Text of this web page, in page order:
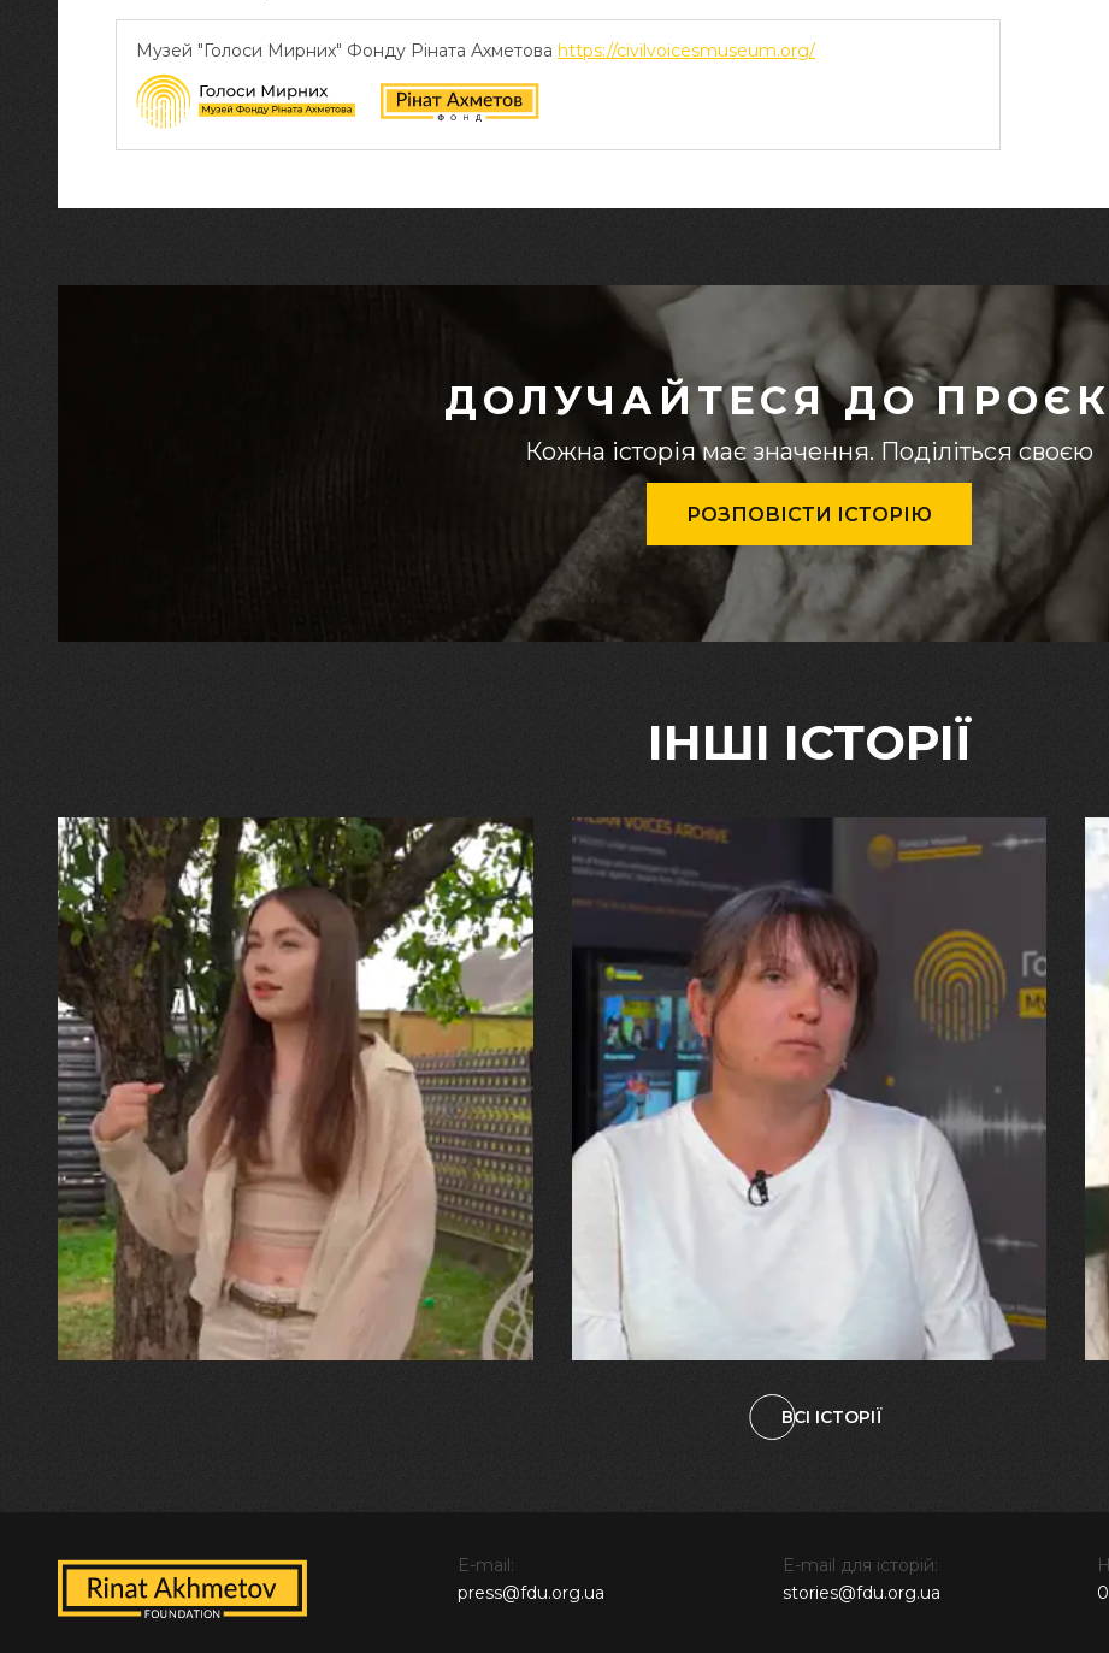
Музей "Голоси Мирних" Фонду Ріната Ахметова https://civilvoicesmuseum.org/
ДОЛУЧАЙТЕСЯ ДО
Кожна історія має значення. Поділіться своєю
РОЗПОВІСТИ ІСТОРІЮ
ІНШІ ІСТОРІЇ
30.07.2026
Калина, Дарина та Віра Папроцькі
"Хвиля була, як від моря,
прозора і велика… Я ледве
встигла схопити племінницю"
29.07.2026
Марина, Ваїд та Аміна Харченко
"Попри всі втрати, ми не
зламалися: тепер я бачу
свого вбитого чоловіка у
наших дітях"
ВСІ ІСТОРІЇ
E-mail:
press@fdu.org.ua
E-mail для історій:
stories@fdu.org.ua